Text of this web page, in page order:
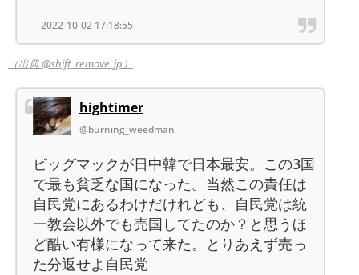
2022-10-02 17:18:55
（出典 @shift_remove_jp）
hightimer
@burning_weedman
ビッグマックが日中韓で日本最安。この3国
で最も貧乏な国になった。当然この責任は
自民党にあるわけだけれども、自民党は統
一教会以外でも売国してたのか？と思うほ
ど酷い有様になって来た。とりあえず売っ
た分返せよ自民党